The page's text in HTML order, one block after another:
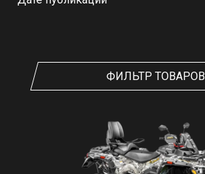
ФИЛЬТР ТОВАРОВ